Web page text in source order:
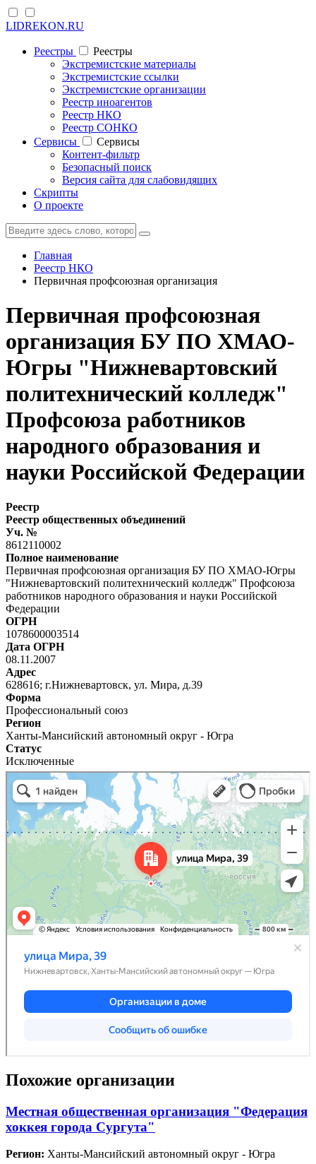
LIDREKON.RU
Реестры
Реестры
Экстремистские материалы
Экстремистские ссылки
Экстремистские организации
Реестр иноагентов
Реестр НКО
Реестр СОНКО
Cервисы
Cервисы
Контент-фильтр
Безопасный поиск
Версия сайта для слабовидящих
Скрипты
О проекте
Главная
Реестр НКО
Первичная профсоюзная организация
Первичная профсоюзная
организация БУ ПО ХМАО-
Югры "Нижневартовский
политехнический колледж"
Профсоюза работников
народного образования и
науки Российской Федерации
Реестр
Реестр общественных объединений
Уч. №
8612110002
Полное наименование
Первичная профсоюзная организация БУ ПО ХМАО-Югры
"Нижневартовский политехнический колледж" Профсоюза
работников народного образования и науки Российской
Федерации
ОГРН
1078600003514
Дата ОГРН
08.11.2007
Адрес
628616; г.Нижневартовск, ул. Мира, д.39
Форма
Профессиональный союз
Регион
Ханты-Мансийский автономный округ - Югра
Статус
Исключенные
Похожие организации
Местная общественная организация "Федерация
хоккея города Сургута"
Регион: Ханты-Мансийский автономный округ - Югра